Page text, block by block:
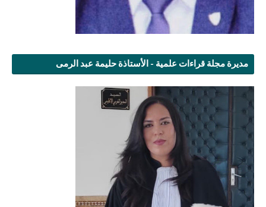
مديرة مجلة قراءات علمية - الأستاذة حليمة عبد الرمى